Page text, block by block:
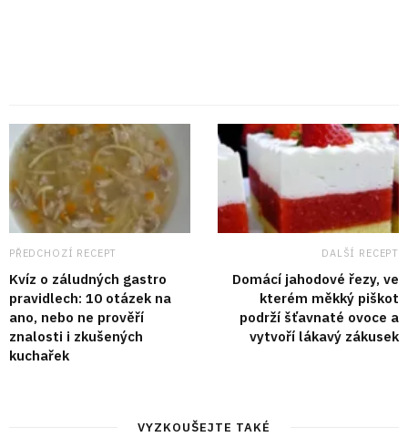
PŘEDCHOZÍ RECEPT
Kvíz o záludných gastro
pravidlech: 10 otázek na
ano, nebo ne prověří
znalosti i zkušených
kuchařek
DALŠÍ RECEPT
Domácí jahodové řezy, ve
kterém měkký piškot
podrží šťavnaté ovoce a
vytvoří lákavý zákusek
VYZKOUŠEJTE TAKÉ